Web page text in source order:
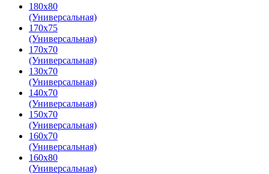
180х80
(Универсальная)
170х75
(Универсальная)
170х70
(Универсальная)
130х70
(Универсальная)
140х70
(Универсальная)
150х70
(Универсальная)
160х70
(Универсальная)
160х80
(Универсальная)